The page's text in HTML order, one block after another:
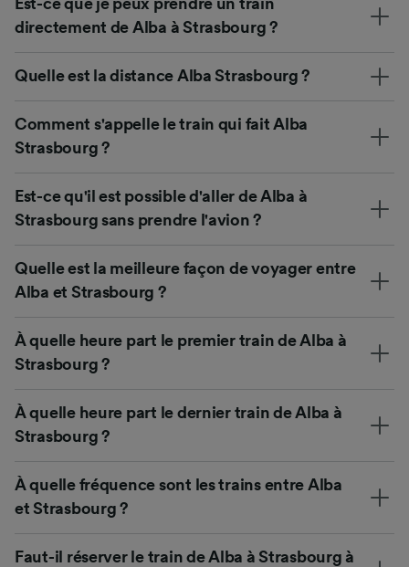
directement de Alba à Strasbourg ?
Quelle est la distance Alba Strasbourg ?
Comment s'appelle le train qui fait Alba
Strasbourg ?
Est-ce qu'il est possible d'aller de Alba à
Strasbourg sans prendre l'avion ?
Quelle est la meilleure façon de voyager entre
Alba et Strasbourg ?
À quelle heure part le premier train de Alba à
Strasbourg ?
À quelle heure part le dernier train de Alba à
Strasbourg ?
À quelle fréquence sont les trains entre Alba
et Strasbourg ?
Faut-il réserver le train de Alba à Strasbourg à